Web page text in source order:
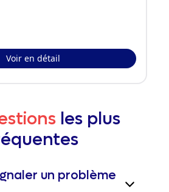
Voir en détail
les plus
un problème